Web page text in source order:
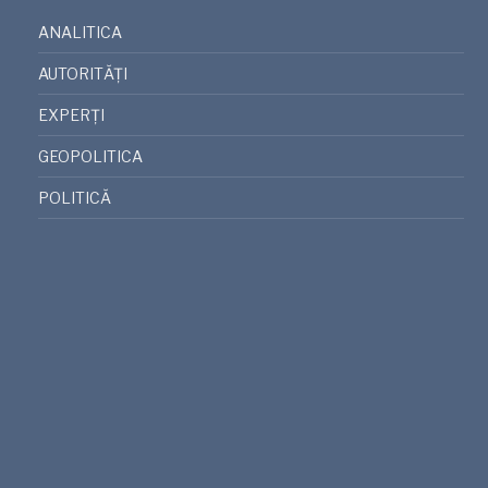
ANALITICA
AUTORITĂȚI
EXPERȚI
GEOPOLITICA
POLITICĂ